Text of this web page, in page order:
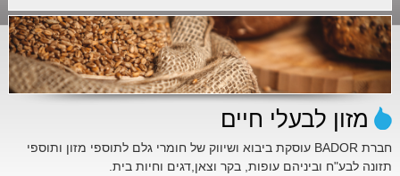
מזון לבעלי חיים
חברת BADOR עוסקת ביבוא ושיווק של חומרי גלם לתוספי מזון ותוספי
תזונה לבע"ח וביניהם עופות, בקר וצאן,דגים וחיות בית.